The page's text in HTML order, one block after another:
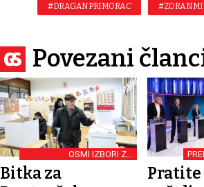
#DRAGAN PRIMORAC #ZORAN
Povezani
OSMI IZBORI ZA
PREDSJEDNIKA REPUBLIKE
Bitka za
Pratite